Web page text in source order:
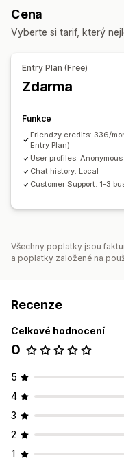
Přizpůsobení
Okno chatu Tlačítka
Cena
Vyberte si tarif, který
Entry Plan (Free)
Zdarma
Funkce
Friendzy credits: 336/
Entry Plan)
User profiles: Anonymous
Chat history: Local
Customer Support: 1-3
Všechny poplatky jsou
a poplatky založené na
Recenze
Celkové hodnocení
0
5
4
3
2
1